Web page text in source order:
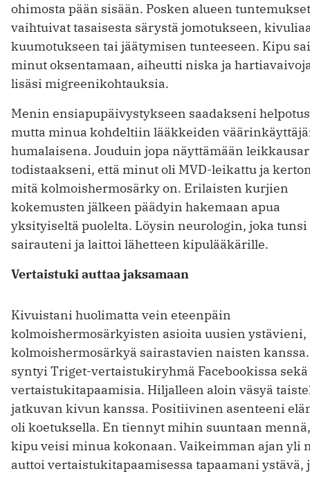
ohimosta pään sisään. Posken alueen tuntemukset
vaihtuivat tasaisesta särystä jomotukseen,
kuumotukseen tai jäätymisen tunteeseen. Kipu sai
minut oksentamaan, aiheutti niska ja
lisäsi migreenikohtauksia.
Menin ensiapupäivystykseen saadakseni
mutta minua kohdeltiin lääkkeiden
humalaisena. Jouduin jopa näyttämään
todistaakseni, että minut oli MVD-leikattu ja
mitä kolmoishermosärky on. Erilaisten kurjien
kokemusten jälkeen päädyin hakemaan apua
yksityiseltä puolelta. Löysin neurologin, joka tunsi
sairauteni ja laittoi lähetteen kipulääkärille.
Vertaistuki auttaa jaksamaan
Kivuistani huolimatta vein eteenpäin
kolmoishermosärkyisten asioita uusien ystävieni,
kolmoishermosärkyä sairastavien naisten
syntyi Triget-vertaistukiryhmä Facebookissa sekä
vertaistukitapaamisia. Hiljalleen aloin väsyä
jatkuvan kivun kanssa. Positiivinen asenteeni
oli koetuksella. En tiennyt mihin suuntaan
kipu veisi minua kokonaan. Vaikeimman ajan yli
auttoi vertaistukitapaamisessa tapaamani ystävä,